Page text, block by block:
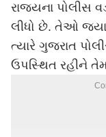
રાજ્યના પોલીસ
લીધો છે. તેઓ
ત્યારે ગુજરાત
ઉપસ્થિત રહીને